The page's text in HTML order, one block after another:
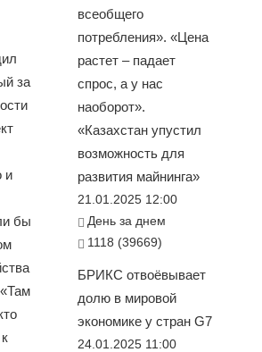
за
и
бы
всеобщего
потребления». «Цена
растет – падает
спрос, а у нас
наоборот».
«Казахстан упустил
возможность для
развития майнинга»
21.01.2025 12:00
День за днем
1118 (39669)
БРИКС отвоёвывает
долю в мировой
экономике у стран G7
24.01.2025 11:00